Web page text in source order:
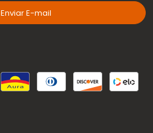
Enviar E-mail